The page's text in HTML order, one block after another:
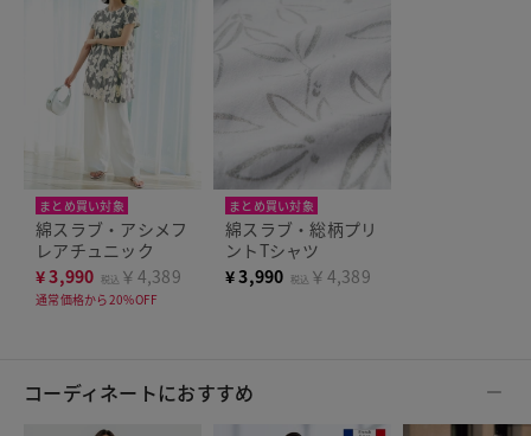
まとめ買い対象
人気商品
綿スラブ・アシメフ
レアチュニック
¥3,990 税込 ￥4,389
通常価格から20%OFF
まとめ買い対象
人気商品
綿スラブ・総柄プリ
ントTシャツ
¥3,990 税込 ￥4,389
コーディネートにおすすめ